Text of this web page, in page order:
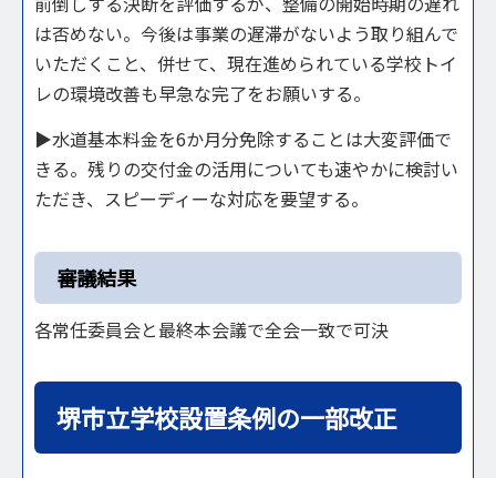
は否めない。今後は事業の遅滞がないよう取り組んで
いただくこと、併せて、現在進められている学校トイ
レの環境改善も早急な完了をお願いする。
▶水道基本料金を6か月分免除することは大変評価で
きる。残りの交付金の活用についても速やかに検討い
ただき、スピーディーな対応を要望する。
審議結果
各常任委員会と最終本会議で全会一致で可決
堺市立学校設置条例の一部改正